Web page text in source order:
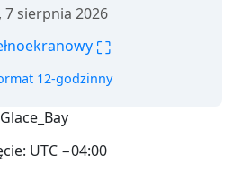
7 sierpnia 2026
⛶
12-godzinny
UTC −04:00